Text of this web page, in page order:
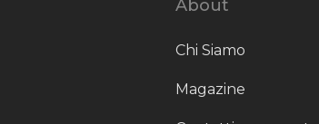
About
Chi Siamo
Magazine